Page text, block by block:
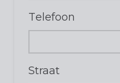
Telefoon
Straat